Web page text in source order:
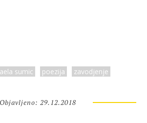
sumic poezija zavodjenje
Objavljeno: 29.12.2018